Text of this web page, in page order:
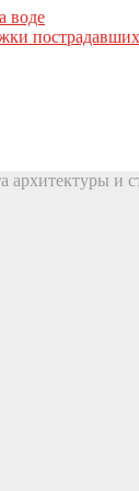
воде
и